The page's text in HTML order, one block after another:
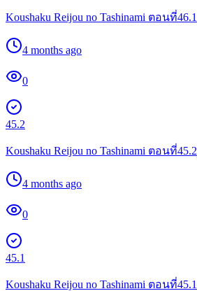
Koushaku Reijou no Tashinami ตอนที่46.1
4 months ago
0
45.2
Koushaku Reijou no Tashinami ตอนที่45.2
4 months ago
0
45.1
Koushaku Reijou no Tashinami ตอนที่45.1